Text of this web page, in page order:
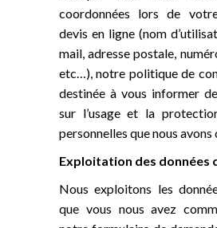
coordonnées lors de
devis en ligne (nom
mail, adresse postale,
etc…), notre politique de
destinée à vous informer
sur l’usage et la
personnelles que nous
Exploitation des données
Nous exploitons les
que vous nous avez